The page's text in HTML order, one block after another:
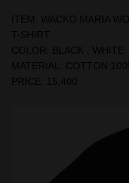
ITEM: WACKO MARIA
T-SHIRT
COLOR: BLACK , WHITE
MATERIAL: COTTON
PRICE: 15,400